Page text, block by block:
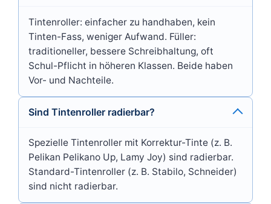
Tintenroller: einfacher zu handhaben, kein
Tinten-Fass, weniger Aufwand. Füller:
traditioneller, bessere Schreibhaltung, oft
Schul-Pflicht in höheren Klassen. Beide haben
Vor- und Nachteile.
Sind Tintenroller radierbar?
Spezielle Tintenroller mit Korrektur-Tinte (z. B.
Pelikan Pelikano Up, Lamy Joy) sind radierbar.
Standard-Tintenroller (z. B. Stabilo, Schneider)
sind nicht radierbar.